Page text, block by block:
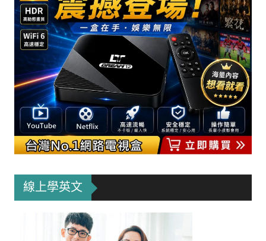
線上學英文